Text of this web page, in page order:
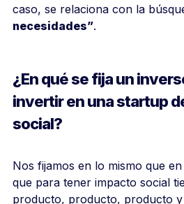
caso, se relaciona con la
necesidades”.
¿En qué se fija un
invertir en una startup
social?
Nos fijamos en lo mismo que
que para tener impacto social
producto, producto, producto y